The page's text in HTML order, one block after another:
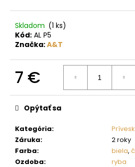
Skladom (1 ks)
Kód: AL P5
Značka:A&T
7 €
cena:
Kategória:
Záruka:
2 roky
Farba: biela,
Ozdoba:
ryba
Opýtať sa
p
o
ú
č
a
m